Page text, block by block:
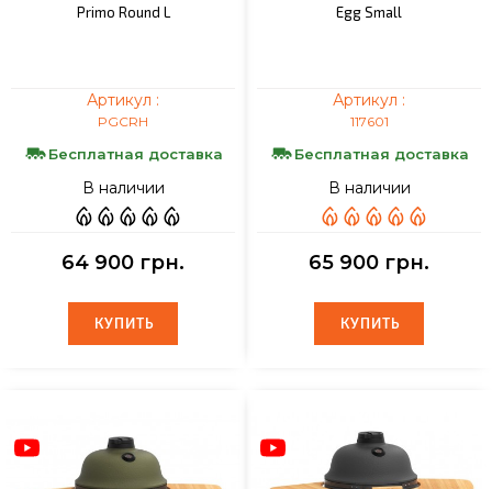
Primo Round L
Артикул :
PGCRH
Бесплатная доставка
В наличии
64 900 грн.
КУПИТЬ
КУПИТЬ
Egg Small
Артикул :
117601
Бесплатная доставка
В наличии
65 900 грн.
КУПИТЬ
КУПИТЬ